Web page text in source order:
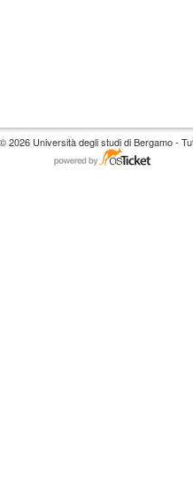
2026 Università degli studi di Bergamo -